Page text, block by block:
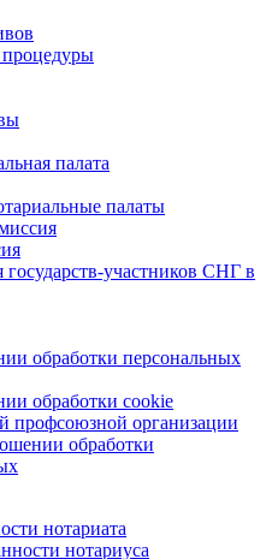
палата
палаты
государств-участников СНГ в
обработки персональных
обработки cookie
профсоюзной организации
обработки
нотариата
нотариуса